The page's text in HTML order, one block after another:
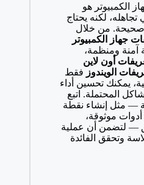
الكمبيوتر هو
لكنه يحتاج
صحيحة. من خلال
جهاز الكمبيوتر
آمنة ومنظمة،
أون لاين
الويندوز فقط
يمكنك تحسين أداء
المحتملة. اتبع
— مثل إنشاء نقطة
أدوات موثوقة،
— لتضمن أن عملية
وتحقق الفائدة